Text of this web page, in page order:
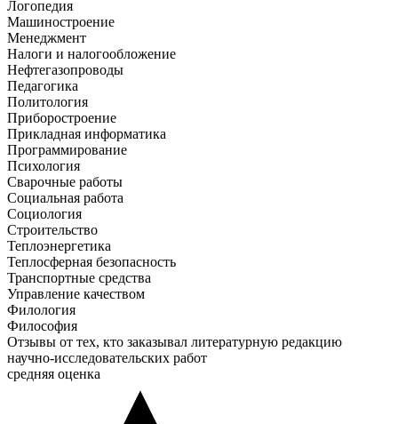
Логопедия
Машиностроение
Менеджмент
Налоги и налогообложение
Нефтегазопроводы
Педагогика
Политология
Приборостроение
Прикладная информатика
Программирование
Психология
Сварочные работы
Социальная работа
Социология
Строительство
Теплоэнергетика
Теплосферная безопасность
Транспортные средства
Управление качеством
Филология
Философия
Отзывы от тех, кто заказывал литературную редакцию
научно-исследовательских работ
средняя оценка